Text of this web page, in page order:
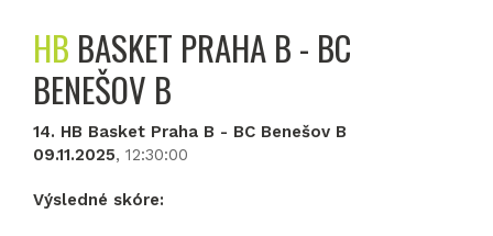
HB BASKET PRAHA B - BC
BENEŠOV B
14. HB Basket Praha B - BC Benešov B
09.11.2025, 12:30:00
Výsledné skóre: